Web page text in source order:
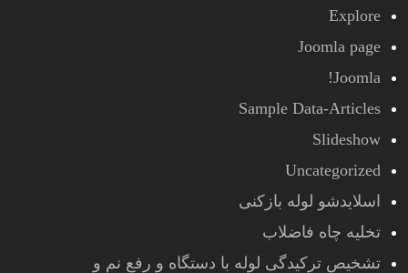
Explore
Joomla page
Joomla!
Sample Data-Articles
Slideshow
Uncategorized
اسلایدشو لوله بازکنی
تخلیه چاه فاضلاب
تشخیص ترکیدگی لوله با دستگاه و رفع نم و